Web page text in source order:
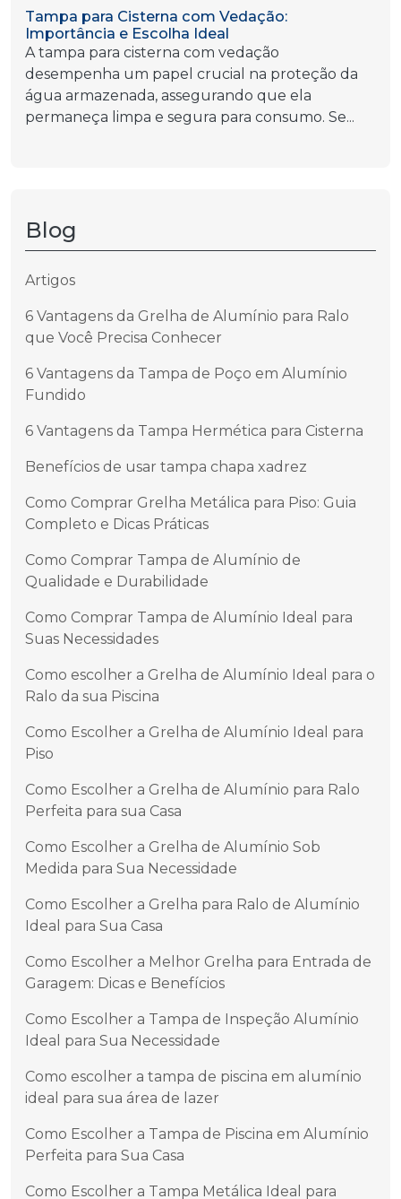
Tampa para Cisterna com Vedação:
Importância e Escolha Ideal
A tampa para cisterna com vedação
desempenha um papel crucial na proteção da
água armazenada, assegurando que ela
permaneça limpa e segura para consumo. Se...
Blog
Artigos
6 Vantagens da Grelha de Alumínio para Ralo
que Você Precisa Conhecer
6 Vantagens da Tampa de Poço em Alumínio
Fundido
6 Vantagens da Tampa Hermética para Cisterna
Benefícios de usar tampa chapa xadrez
Como Comprar Grelha Metálica para Piso: Guia
Completo e Dicas Práticas
Como Comprar Tampa de Alumínio de
Qualidade e Durabilidade
Como Comprar Tampa de Alumínio Ideal para
Suas Necessidades
Como escolher a Grelha de Alumínio Ideal para o
Ralo da sua Piscina
Como Escolher a Grelha de Alumínio Ideal para
Piso
Como Escolher a Grelha de Alumínio para Ralo
Perfeita para sua Casa
Como Escolher a Grelha de Alumínio Sob
Medida para Sua Necessidade
Como Escolher a Grelha para Ralo de Alumínio
Ideal para Sua Casa
Como Escolher a Melhor Grelha para Entrada de
Garagem: Dicas e Benefícios
Como Escolher a Tampa de Inspeção Alumínio
Ideal para Sua Necessidade
Como escolher a tampa de piscina em alumínio
ideal para sua área de lazer
Como Escolher a Tampa de Piscina em Alumínio
Perfeita para Sua Casa
Como Escolher a Tampa Metálica Ideal para